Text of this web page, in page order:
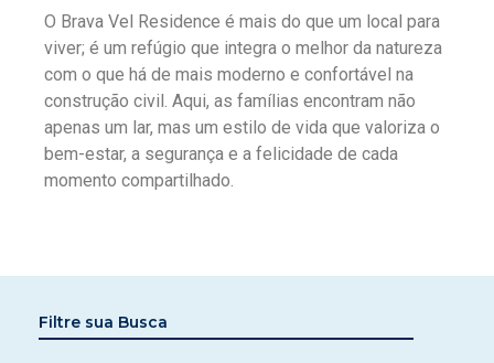
Filtre sua Busca
O Brava Vel Residence é mais do que um local para
viver; é um refúgio que integra o melhor da natureza
com o que há de mais moderno e confortável na
construção civil. Aqui, as famílias encontram não
apenas um lar, mas um estilo de vida que valoriza o
bem-estar, a segurança e a felicidade de cada
momento compartilhado.